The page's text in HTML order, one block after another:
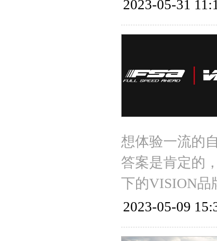
2023-05-31
想体验一流的
答案是肯定的
下的VISION品
2023-05-09